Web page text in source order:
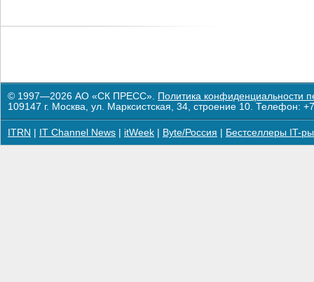
© 1997—2026 АО «СК ПРЕСС». Политика конфиденциальности
109147 г. Москва, ул. Марксистская, 34, строение 10. Телефон:
ITRN IT Channel News itWeek Byte/Россия Бестселлеры IT-